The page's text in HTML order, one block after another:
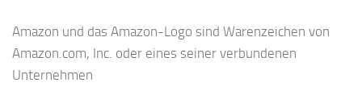
Amazon und das Amazon-Logo sind Warenzeichen von
Amazon.com, Inc. oder eines seiner verbundenen
Unternehmen